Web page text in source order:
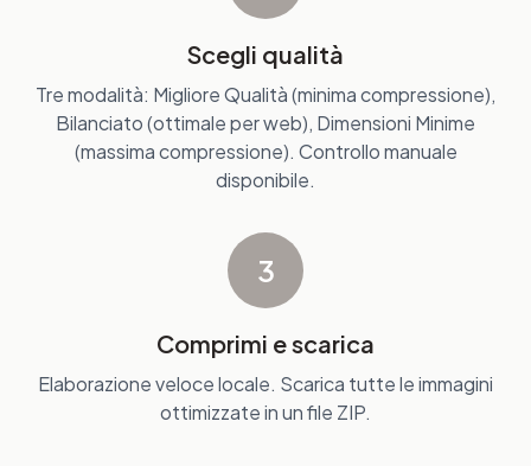
Scegli qualità
Tre modalità: Migliore Qualità (minima compressione),
Bilanciato (ottimale per web), Dimensioni Minime
(massima compressione). Controllo manuale
disponibile.
3
Comprimi e scarica
Elaborazione veloce locale. Scarica tutte le immagini
ottimizzate in un file ZIP.